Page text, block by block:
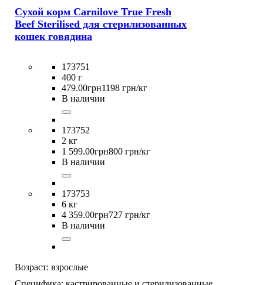
Сухой корм Carnilove True Fresh
Beef Sterilised для стерилизованных
кошек говядина
173751
400 г
479.00грн1198 грн/кг
В наличии
173752
2 кг
1 599.00грн800 грн/кг
В наличии
173753
6 кг
4 359.00грн727 грн/кг
В наличии
Возраст: взрослые